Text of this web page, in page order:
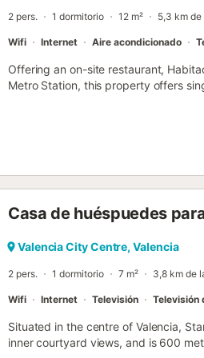
2 pers. 1 dormitorio 12 m² 5,3 km
Wifi Internet Aire acondicionado
Offering an on-site restaurant,
Metro Station, this property offers
Casa de huéspuedes
Valencia City Centre, Valencia
2 pers. 1 dormitorio 7 m² 3,8 km de
Wifi Internet Televisión Televisión
Situated in the centre of Valencia,
inner courtyard views, and is 600